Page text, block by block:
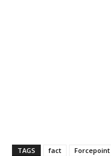
TAGS fact Forcepoint